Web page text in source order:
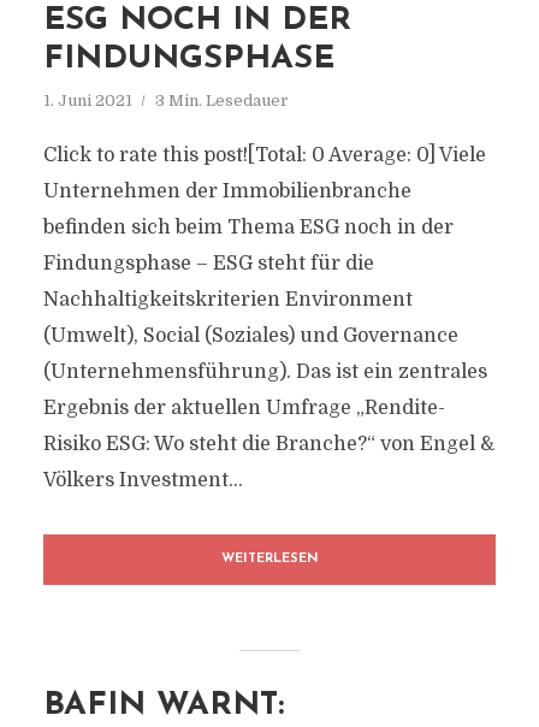
ESG NOCH IN DER
FINDUNGSPHASE
1. Juni 2021 3 Min. Lesedauer
Click to rate this post![Total: 0 Average: 0] Viele
Unternehmen der Immobilienbranche
befinden sich beim Thema ESG noch in der
Findungsphase – ESG steht für die
Nachhaltigkeitskriterien Environment
(Umwelt), Social (Soziales) und Governance
(Unternehmensführung). Das ist ein zentrales
Ergebnis der aktuellen Umfrage „Rendite-
Risiko ESG: Wo steht die Branche?“ von Engel &
Völkers Investment...
WEITERLESEN
BAFIN WARNT: